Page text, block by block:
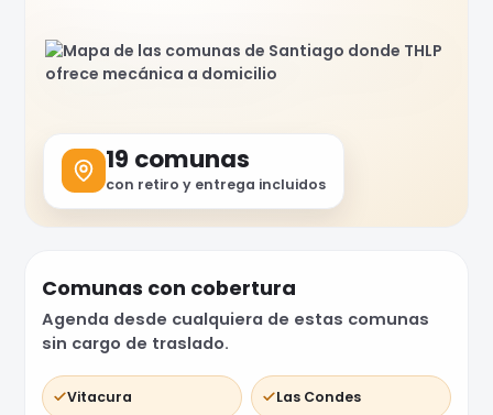
19 comunas
con retiro y entrega incluidos
Comunas con cobertura
Agenda desde cualquiera de estas comunas
sin cargo de traslado.
Vitacura Las Condes